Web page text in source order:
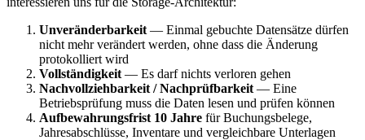
Unveränderbarkeit — Einmal gebuchte Datensätze dürfen
nicht mehr verändert werden, ohne dass die Änderung
protokolliert wird
Vollständigkeit — Es darf nichts verloren gehen
Nachvollziehbarkeit / Nachprüfbarkeit — Eine
Betriebsprüfung muss die Daten lesen und prüfen können
Aufbewahrungsfrist 10 Jahre für Buchungsbelege,
Jahresabschlüsse, Inventare und vergleichbare Unterlagen